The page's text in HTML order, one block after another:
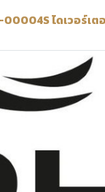
00004S ไดเวอร์เ